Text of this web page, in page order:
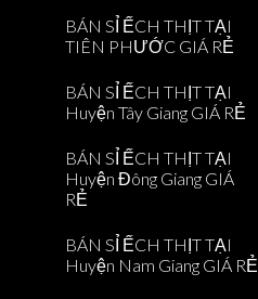
BÁN SỈ ẾCH THỊT TẠI
TIÊN PHƯỚC GIÁ RẺ
BÁN SỈ ẾCH THỊT TẠI
Huyện Tây Giang GIÁ RẺ
BÁN SỈ ẾCH THỊT TẠI
Huyện Đông Giang GIÁ
RẺ
BÁN SỈ ẾCH THỊT TẠI
Huyện Nam Giang GIÁ RẺ